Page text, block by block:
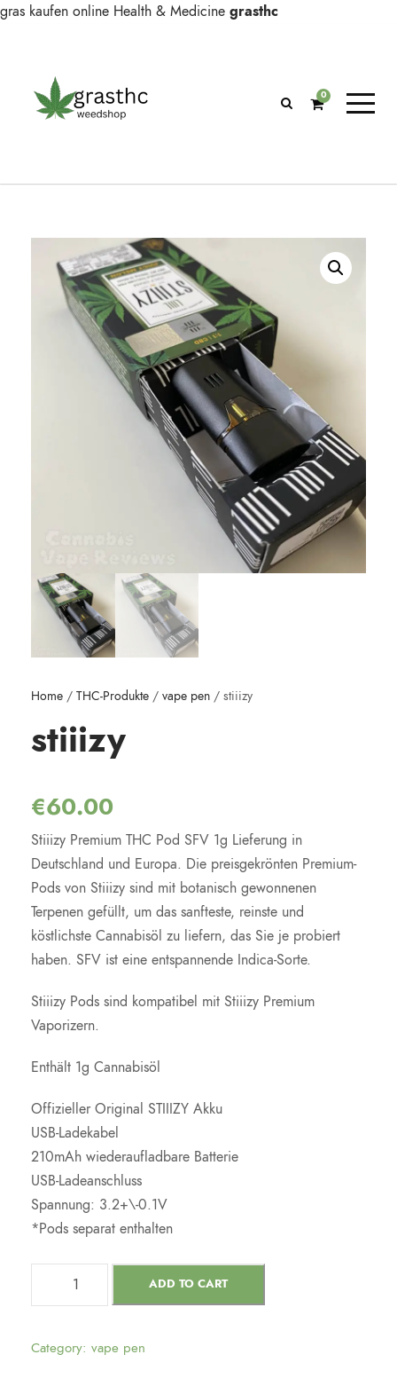
gras kaufen online Health & Medicine grasthc
0
Home / THC-Produkte / vape pen / stiiizy
stiiizy
€60.00
Stiiizy Premium THC Pod SFV 1g Lieferung in
Deutschland und Europa. Die preisgekrönten Premium-
Pods von Stiiizy sind mit botanisch gewonnenen
Terpenen gefüllt, um das sanfteste, reinste und
köstlichste Cannabisöl zu liefern, das Sie je probiert
haben. SFV ist eine entspannende Indica-Sorte.
Stiiizy Pods sind kompatibel mit Stiiizy Premium
Vaporizern.
Enthält 1g Cannabisöl
Offizieller Original STIIIZY Akku
USB-Ladekabel
210mAh wiederaufladbare Batterie
USB-Ladeanschluss
Spannung: 3.2+\-0.1V
*Pods separat enthalten
ADD TO CART
Category: vape pen